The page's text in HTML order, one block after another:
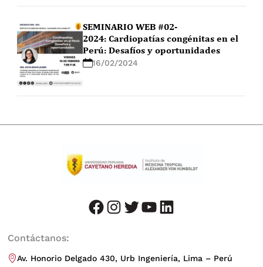
SEMINARIO WEB #02-
2024: Cardiopatías congénitas en el
Perú: Desafíos y oportunidades
16/02/2024
facebook instagram twitter youtube LinkedIn
Contáctanos:
Av. Honorio Delgado 430, Urb Ingeniería, Lima – Perú